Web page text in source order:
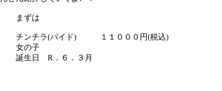
まずは
チンチラ(パイド) １１０００円(税込)
女の子
誕生日 R．６．３月